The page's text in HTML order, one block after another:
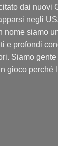
dai nuovi
negli
nome siamo
e profondi
Siamo
gioco perché